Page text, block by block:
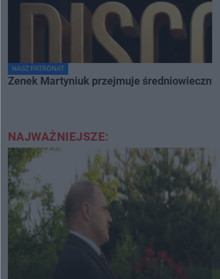
NASZ PATRONAT
Zenek Martyniuk przejmuje
NAJWAŻNIEJSZE: